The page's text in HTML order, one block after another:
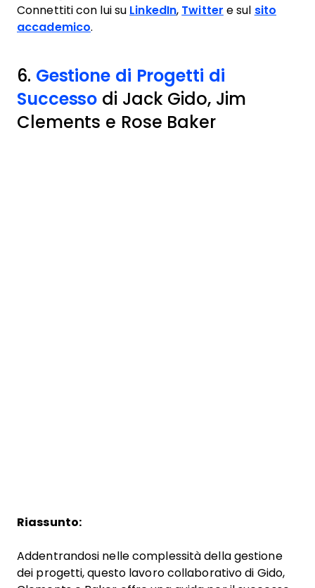
Connettiti con lui su LinkedIn, Twitter e sul sito
accademico.
6. Gestione di Progetti di
Successo di Jack Gido, Jim
Clements e Rose Baker
Riassunto:
Addentrandosi nelle complessità della gestione
dei progetti, questo lavoro collaborativo di Gido,